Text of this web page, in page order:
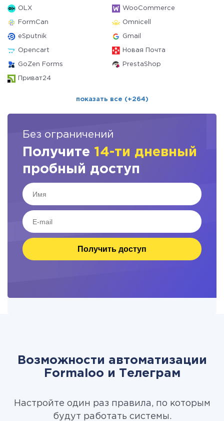
OLX WooCommerce
FormCan Omnicell
eSputnik Gmail
Opencart Новая Почта
GoZen Forms PrestaShop
Приват24
показать все (+264)
Без ограничений
Получите 14-ти дневный
пробный доступ
Получить доступ
Возможности автоматизации
Formaloo и Телеграм
Настройте один раз правила, по которым
будут работать системы.